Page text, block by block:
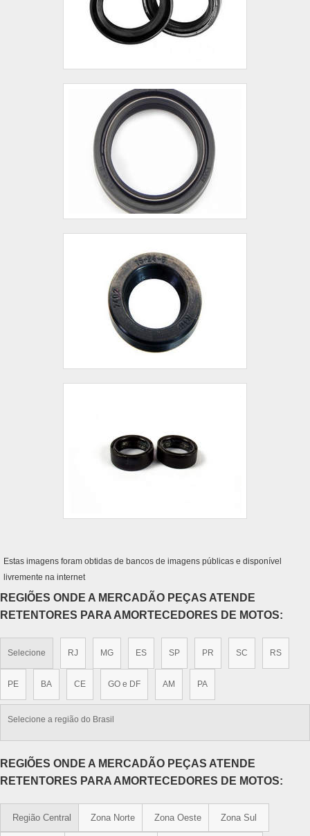
Estas imagens foram obtidas de bancos de imagens públicas e disponível
livremente na internet
REGIÕES ONDE A MERCADÃO PEÇAS ATENDE
RETENTORES PARA AMORTECEDORES DE MOTOS:
Selecione RJ MG ES SP PR SC RS
PE BA CE GO e DF AM PA
Selecione a região do Brasil
REGIÕES ONDE A MERCADÃO PEÇAS ATENDE
RETENTORES PARA AMORTECEDORES DE MOTOS:
Região Central Zona Norte Zona Oeste Zona Sul